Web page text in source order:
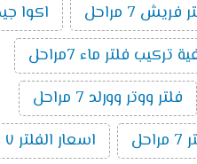
فريش 7 مراحل
اكوا
تركيب فلتر ماء 7مراحل
فلتر ووتر وورلد 7 مراحل
اسعار الفلتر ٧ مراحل